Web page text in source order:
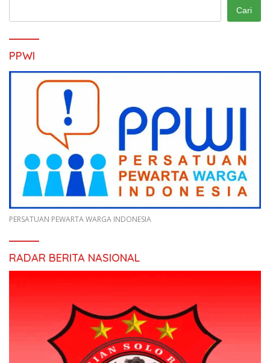
Cari
PPWI
PERSATUAN PEWARTA WARGA INDONESIA
RADAR BERITA NASIONAL